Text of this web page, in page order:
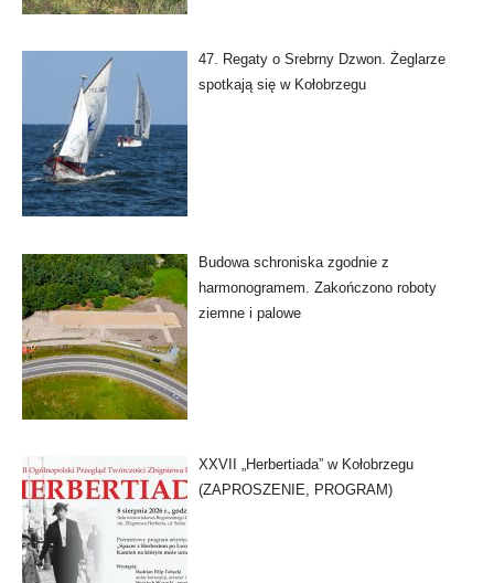
47. Regaty o Srebrny Dzwon. Żeglarze
spotkają się w Kołobrzegu
Budowa schroniska zgodnie z
harmonogramem. Zakończono roboty
ziemne i palowe
XXVII „Herbertiada” w Kołobrzegu
(ZAPROSZENIE, PROGRAM)